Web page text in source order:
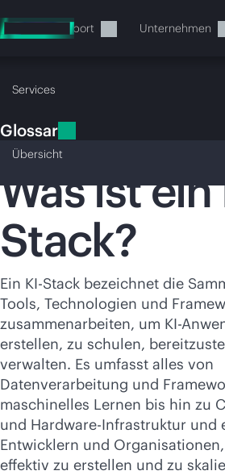
Hauptinhalt
wechseln
Support Unternehmen
Services
Ihr Warenkorb
Besuchen Sie den HPE
Konfigurieren und
Jetzt kaufen
Glossar
Übersicht
Glossar
KI-Stack
Was ist ein
Stack?
Ein KI-Stack bezeichnet die
Tools, Technologien und
zusammenarbeiten, um KI-
erstellen, zu schulen,
verwalten. Es umfasst alles von
Datenverarbeitung und
maschinelles Lernen bis hin zu
und Hardware-Infrastruktur und
Entwicklern und
effektiv zu erstellen und zu